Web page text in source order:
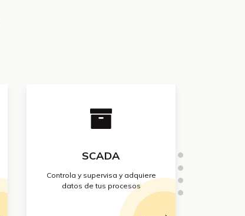
SCADA
Controla y supervisa y adquiere
datos de tus procesos